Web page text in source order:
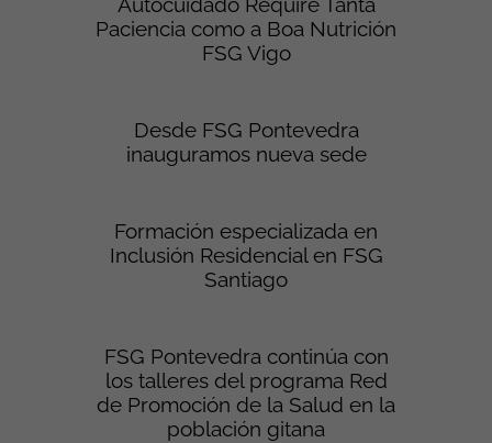
Paciencia como a Boa Nutrición
FSG Vigo
Desde FSG Pontevedra
inauguramos nueva sede
Formación especializada en
Inclusión Residencial en FSG
Santiago
FSG Pontevedra continúa con
los talleres del programa Red
de Promoción de la Salud en la
población gitana